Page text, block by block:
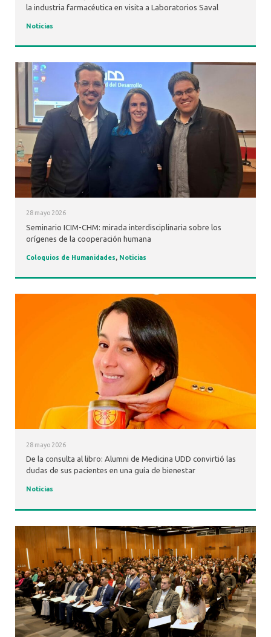
la industria farmacéutica en visita a Laboratorios Saval
Noticias
28 mayo 2026
Seminario ICIM-CHM: mirada interdisciplinaria sobre los
orígenes de la cooperación humana
Coloquios de Humanidades, Noticias
28 mayo 2026
De la consulta al libro: Alumni de Medicina UDD convirtió las
dudas de sus pacientes en una guía de bienestar
Noticias